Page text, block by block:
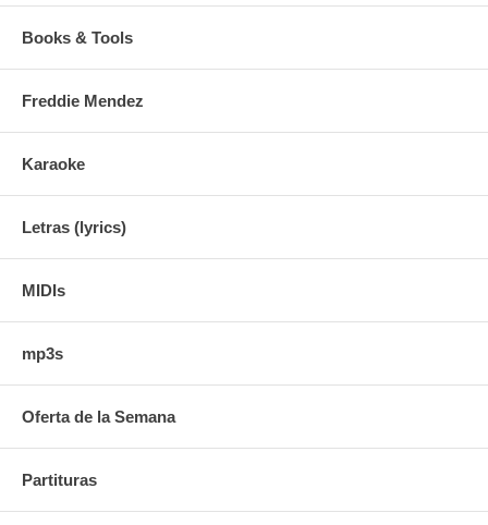
Books & Tools
Freddie Mendez
Karaoke
Letras (lyrics)
MIDIs
mp3s
Oferta de la Semana
Partituras